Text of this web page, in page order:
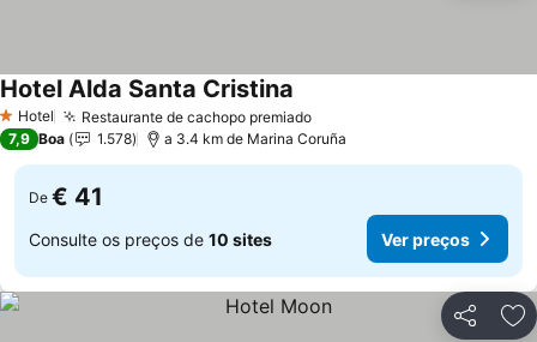
1 Estrelas
Hotel Restaurante de cachopo premiado
Hotel Alda Santa Cristina
7,9 Boa 1.578 a 3.4 km de Marina Coruña
De € 41
Consulte os preços de 10 sites Ver preços
Partilhar